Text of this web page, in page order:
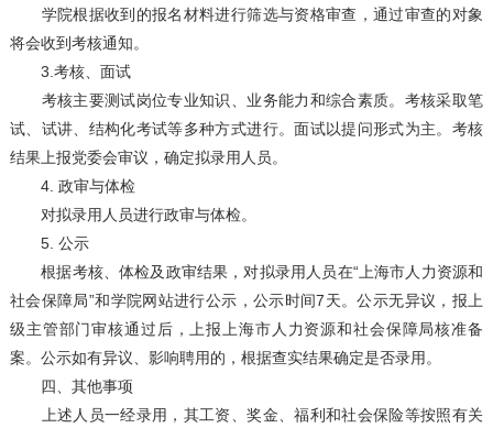
学院根据收到的报名材料进行筛选与资格审查，通过审查的对象
将会收到考核通知。
3.考核、面试
考核主要测试岗位专业知识、业务能力和综合素质。考核采取笔
试、试讲、结构化考试等多种方式进行。面试以提问形式为主。考核
结果上报党委会审议，确定拟录用人员。
4. 政审与体检
对拟录用人员进行政审与体检。
5. 公示
根据考核、体检及政审结果，对拟录用人员在“上海市人力资源和
社会保障局”和学院网站进行公示，公示时间7天。公示无异议，报上
级主管部门审核通过后，上报上海市人力资源和社会保障局核准备
案。公示如有异议、影响聘用的，根据查实结果确定是否录用。
四、其他事项
上述人员一经录用，其工资、奖金、福利和社会保险等按照有关